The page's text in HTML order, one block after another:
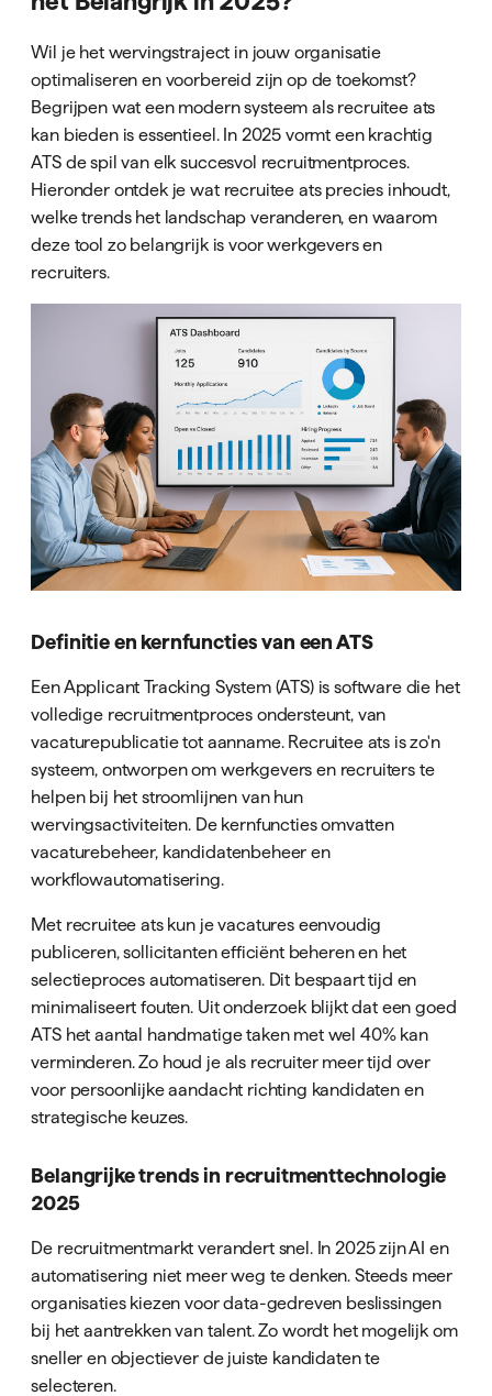
Wil je het wervingstraject in jouw organisatie
optimaliseren en voorbereid zijn op de toekomst?
Begrijpen wat een modern systeem als recruitee ats
kan bieden is essentieel. In 2025 vormt een krachtig
ATS de spil van elk succesvol recruitmentproces.
Hieronder ontdek je wat recruitee ats precies inhoudt,
welke trends het landschap veranderen, en waarom
deze tool zo belangrijk is voor werkgevers en
recruiters.
Definitie en kernfuncties van een ATS
Een Applicant Tracking System (ATS) is software die het
volledige recruitmentproces ondersteunt, van
vacaturepublicatie tot aanname. Recruitee ats is zo'n
systeem, ontworpen om werkgevers en recruiters te
helpen bij het stroomlijnen van hun
wervingsactiviteiten. De kernfuncties omvatten
vacaturebeheer, kandidatenbeheer en
workflowautomatisering.
Met recruitee ats kun je vacatures eenvoudig
publiceren, sollicitanten efficiënt beheren en het
selectieproces automatiseren. Dit bespaart tijd en
minimaliseert fouten. Uit onderzoek blijkt dat een goed
ATS het aantal handmatige taken met wel 40% kan
verminderen. Zo houd je als recruiter meer tijd over
voor persoonlijke aandacht richting kandidaten en
strategische keuzes.
Belangrijke trends in recruitmenttechnologie
2025
De recruitmentmarkt verandert snel. In 2025 zijn AI en
automatisering niet meer weg te denken. Steeds meer
organisaties kiezen voor data-gedreven beslissingen
bij het aantrekken van talent. Zo wordt het mogelijk om
sneller en objectiever de juiste kandidaten te
selecteren.